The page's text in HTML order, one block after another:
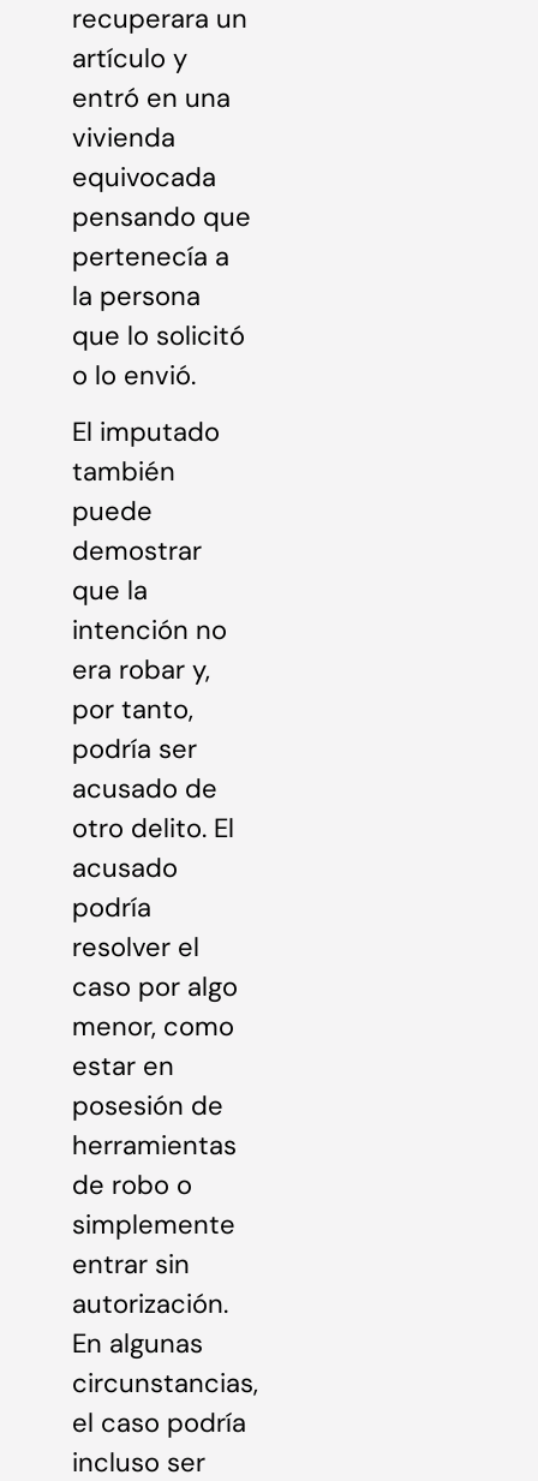
recuperara un
artículo y
entró en una
vivienda
equivocada
pensando que
pertenecía a
la persona
que lo solicitó
o lo envió.
El imputado
también
puede
demostrar
que la
intención no
era robar y,
por tanto,
podría ser
acusado de
otro delito. El
acusado
podría
resolver el
caso por algo
menor, como
estar en
posesión de
herramientas
de robo o
simplemente
entrar sin
autorización.
En algunas
circunstancias,
el caso podría
incluso ser